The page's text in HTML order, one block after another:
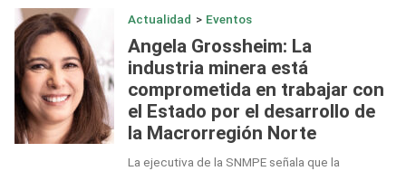
Actualidad > Eventos
Angela Grossheim: La
industria minera está
comprometida en trabajar con
el Estado por el desarrollo de
la Macrorregión Norte
La ejecutiva de la SNMPE señala que la